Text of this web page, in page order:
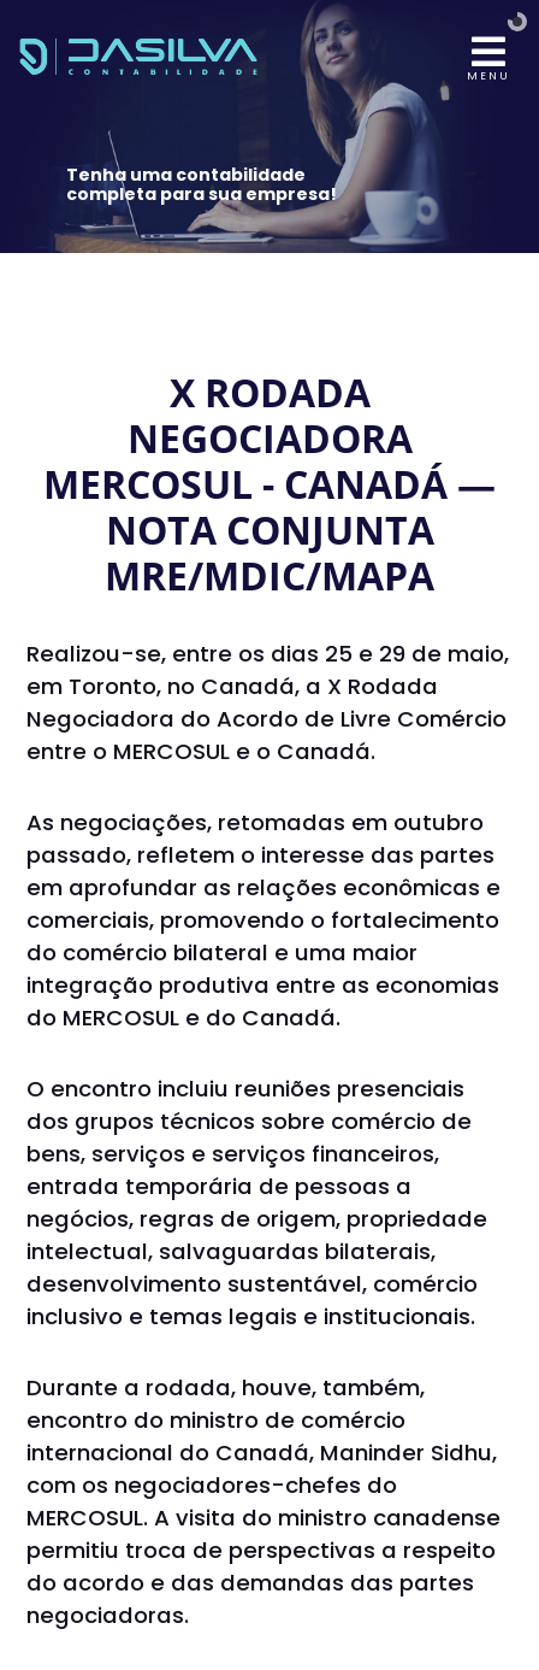
MENU
Tenha uma contabilidade
completa para sua empresa!
X RODADA
NEGOCIADORA
MERCOSUL - CANADÁ —
NOTA CONJUNTA
MRE/MDIC/MAPA
Realizou-se, entre os dias 25 e 29 de maio,
em Toronto, no Canadá, a X Rodada
Negociadora do Acordo de Livre Comércio
entre o MERCOSUL e o Canadá.
As negociações, retomadas em outubro
passado, refletem o interesse das partes
em aprofundar as relações econômicas e
comerciais, promovendo o fortalecimento
do comércio bilateral e uma maior
integração produtiva entre as economias
do MERCOSUL e do Canadá.
O encontro incluiu reuniões presenciais
dos grupos técnicos sobre comércio de
bens, serviços e serviços financeiros,
entrada temporária de pessoas a
negócios, regras de origem, propriedade
intelectual, salvaguardas bilaterais,
desenvolvimento sustentável, comércio
inclusivo e temas legais e institucionais.
Durante a rodada, houve, também,
encontro do ministro de comércio
internacional do Canadá, Maninder Sidhu,
com os negociadores-chefes do
MERCOSUL. A visita do ministro canadense
permitiu troca de perspectivas a respeito
do acordo e das demandas das partes
negociadoras.